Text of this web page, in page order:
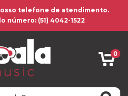
telefone de atendimento.
número: (51) 4042-1522
0